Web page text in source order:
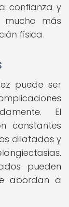
confianza y
mucho más
física.
puede ser
El
constantes
dilatados y
pueden
abordan a